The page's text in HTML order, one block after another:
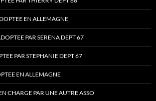
EN ALLEMAGNE
PAR SERENA DEPT 67
PAR STEPHANIE DEPT 67
EN ALLEMAGNE
CHARGE PAR UNE AUTRE ASSO